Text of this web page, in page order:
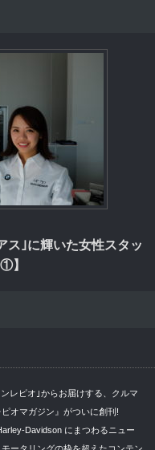
ス｣に輝いた女性スタッ
】
レピオ｣からお届けする、クルマ
オマガジン』がついに創刊!
Davidson にまつわるニュー